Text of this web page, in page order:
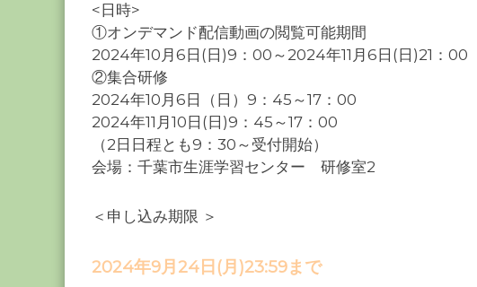
く
る
千
葉
の
力
－
<日時>
①オンデマンド配信動画の閲覧可能期間
2024年10月6日(日)9：00～2024年11月6日(日)21：00
②集合研修
2024年10月6日（日）9：45～17：00
2024年11月10日(日)9：45～17：00
（2日日程とも9：30～受付開始）
会場：千葉市生涯学習センター 研修室2
＜申し込み期限 ＞
2024年9月24日(月)23:59まで